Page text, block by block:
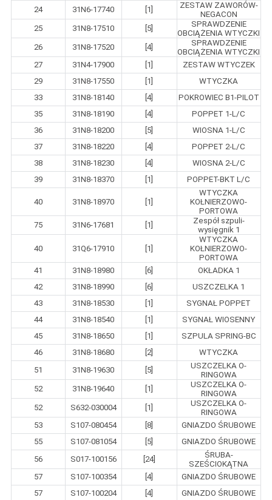
24
31N6-17740 [1]
ZESTAW ZAWORÓW-
NEGACON
25
31N8-17510 [5]
SPRAWDZENIE
OBCIĄŻENIA WTYCZKI
26
31N8-17520 [4]
SPRAWDZENIE
OBCIĄŻENIA WTYCZKI
27
31N4-17900 [1]
ZESTAW WTYCZEK
29
31N8-17550 [1]
WTYCZKA
33
31N8-18140 [4]
POKROWIEC B1-PILOT
35
31N8-18190 [4]
POPPET 1-L/C
36
31N8-18200 [5]
WIOSNA 1-L/C
37
31N8-18220 [4]
POPPET 2-L/C
38
31N8-18230 [4]
WIOSNA 2-L/C
39
31N8-18370 [1] POPPET-BKT L/C
40 31N8-18970 [1]
WTYCZKA
KOŁNIERZOWO-
PORTOWA
75
31N6-17681 [1]
Zespół szpuli-
wysięgnik 1
40 31Q6-17910 [1]
WTYCZKA
KOŁNIERZOWO-
PORTOWA
41
31N8-18980 [6]
OKŁADKA 1
42
31N8-18990 [6]
USZCZELKA 1
43
31N8-18530 [1]
SYGNAŁ POPPET
44
31N8-18540 [1]
SYGNAŁ WIOSENNY
45
31N8-18650 [1]
SZPULA SPRING-BC
46
31N8-18680 [2]
WTYCZKA
51
31N8-19630 [5]
USZCZELKA O-
RINGOWA
52
31N8-19640 [1]
USZCZELKA O-
RINGOWA
52
S632-030004 [1]
USZCZELKA O-
RINGOWA
53
S107-080454 [8]
GNIAZDO ŚRUBOWE
55
S107-081054 [5]
GNIAZDO ŚRUBOWE
56
S017-100156 [24]
ŚRUBA-
SZEŚCIOKĄTNA
57
S107-100354 [4]
GNIAZDO ŚRUBOWE
57
S107-100204 [4]
GNIAZDO ŚRUBOWE